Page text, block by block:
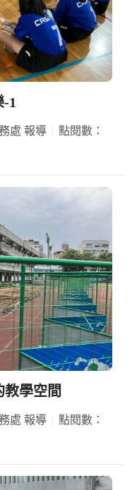
1
處 報導
點閱數：
學空間
處 報導
點閱數：